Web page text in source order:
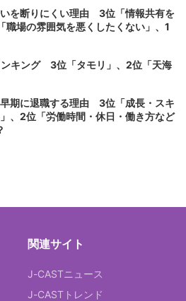
いを断りにくい理由 3位「情報共有を
職場の雰囲気を悪くしたくない」、1
ンキング 3位「タモリ」、2位「天海
期に退職する理由 3位「成長・スキ
、2位「労働時間・休日・働き方など
関連サイト
J-CASTニュース
J-CASTトレンド